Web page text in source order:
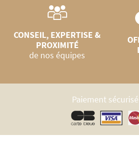
CONSEIL, EXPERTISE &
PROXIMITÉ
de nos équipes
Paiement sécurisé